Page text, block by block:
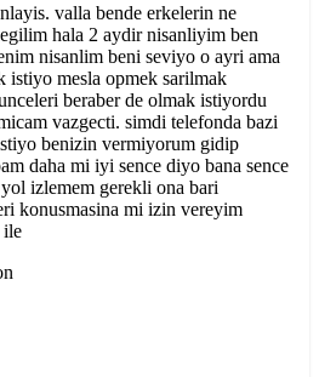
valla bende erkelerin ne
hala 2 aydir nisanliyim ben
nisanlim beni seviyo o ayri ama
istiyo mesla opmek sarilmak
beraber de olmak istiyordu
vazgecti. simdi telefonda bazi
benizin vermiyorum gidip
daha mi iyi sence diyo bana sence
izlemem gerekli ona bari
konusmasina mi izin vereyim
ile